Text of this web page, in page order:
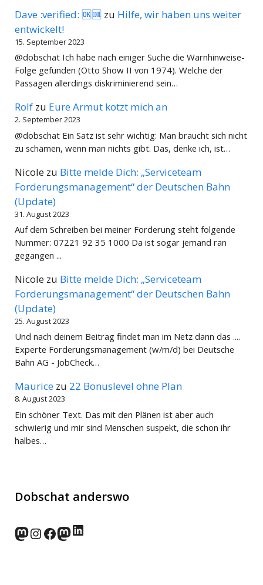
Dave :verified: 🆗🆒 zu Hilfe, wir haben uns weiter
entwickelt!
15. September 2023
@dobschat Ich habe nach einiger Suche die Warnhinweise-
Folge gefunden (Otto Show II von 1974). Welche der
Passagen allerdings diskriminierend sein…
Rolf zu Eure Armut kotzt mich an
2. September 2023
@dobschat Ein Satz ist sehr wichtig: Man braucht sich nicht
zu schämen, wenn man nichts gibt. Das, denke ich, ist…
Nicole zu Bitte melde Dich: „Serviceteam
Forderungsmanagement“ der Deutschen Bahn
(Update)
31. August 2023
Auf dem Schreiben bei meiner Forderung steht folgende
Nummer: 07221 92 35 1000 Da ist sogar jemand ran
gegangen ...
Nicole zu Bitte melde Dich: „Serviceteam
Forderungsmanagement“ der Deutschen Bahn
(Update)
25. August 2023
Und nach deinem Beitrag findet man im Netz dann das ....
Experte Forderungsmanagement (w/m/d) bei Deutsche
Bahn AG - JobCheck…
Maurice zu 22 Bonuslevel ohne Plan
8. August 2023
Ein schöner Text. Das mit den Plänen ist aber auch
schwierig und mir sind Menschen suspekt, die schon ihr
halbes…
Dobschat anderswo
norden.social
Instagram
Facebook
wp-punks.social
LinkedIn